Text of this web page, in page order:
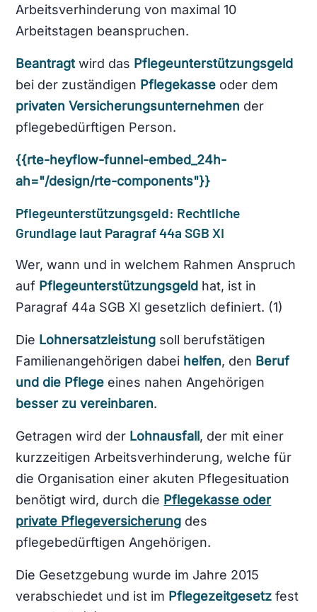
Arbeitsverhinderung von maximal 10
Arbeitstagen beanspruchen.
Beantragtwird das Pflegeunterstützungsgeld
bei der zuständigen Pflegekasse oder dem
privaten Versicherungsunternehmen der
pflegebedürftigen Person.
{{rte-heyflow-funnel-embed_24h-
ah="/design/rte-components"}}
Pflegeunterstützungsgeld: Rechtliche
Grundlage laut Paragraf 44a SGB XI
Wer, wann und in welchem Rahmen Anspruch
auf Pflegeunterstützungsgeld hat, ist in
Paragraf 44a SGB XI gesetzlich definiert. (1)
Die Lohnersatzleistung soll berufstätigen
Familienangehörigen dabei helfen, den Beruf
und die Pflege eines nahen Angehörigen
besser zu vereinbaren.
Getragen wird der Lohnausfall, der mit einer
kurzzeitigen Arbeitsverhinderung, welche für
die Organisation einer akuten Pflegesituation
benötigt wird, durch die Pflegekasse oder
private Pflegeversicherung des
pflegebedürftigen Angehörigen.
Die Gesetzgebung wurde im Jahre 2015
verabschiedet und ist im Pflegezeitgesetz fest